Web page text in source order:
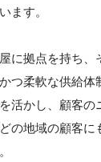
ます。
に拠点を持ち、
つ柔軟な供給体
活かし、顧客の
の地域の顧客に